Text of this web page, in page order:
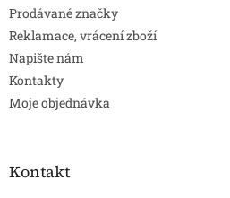
Prodávané značky
Reklamace, vrácení zboží
Napište nám
Kontakty
Moje objednávka
Kontakt